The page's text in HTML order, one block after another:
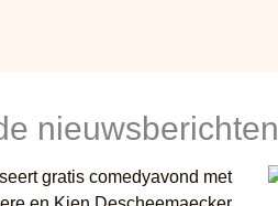
nieuwsberichten